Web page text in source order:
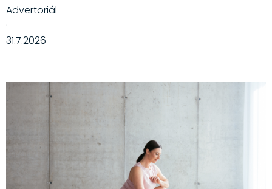
Advertoriál
·
31.7.2026